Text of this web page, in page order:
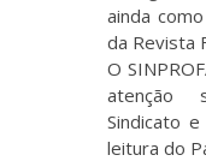
ainda
da Revista
O
atenção
Sindicato
leitura do